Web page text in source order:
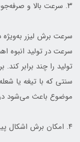
۳. سرعت بالا و صرفه‌جویی در زمان
سرعت برش لیزر
سرعت در تولید انبوه
تولید را چند برابر
سنتی که با تیغه یا
موضوع باعث می‌شود
۴. امکان برش اشکال پیچیده